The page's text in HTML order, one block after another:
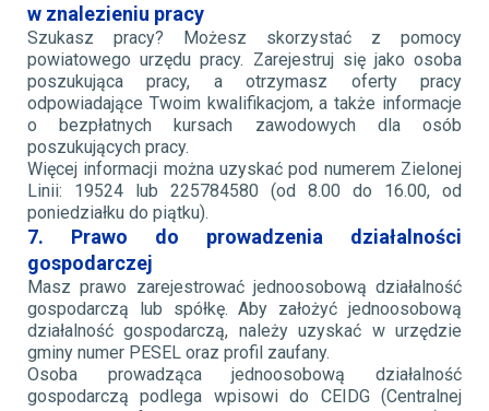
w znalezieniu pracy
Szukasz pracy? Możesz skorzystać z pomocy
powiatowego urzędu pracy. Zarejestruj się jako osoba
poszukująca pracy, a otrzymasz oferty pracy
odpowiadające Twoim kwalifikacjom, a także informacje
o bezpłatnych kursach zawodowych dla osób
poszukujących pracy.
Więcej informacji można uzyskać pod numerem Zielonej
Linii: 19524 lub 225784580 (od 8.00 do 16.00, od
poniedziałku do piątku).
7. Prawo do prowadzenia działalności
gospodarczej
Masz prawo zarejestrować jednoosobową działalność
gospodarczą lub spółkę. Aby założyć jednoosobową
działalność gospodarczą, należy uzyskać w urzędzie
gminy numer PESEL oraz profil zaufany.
Osoba prowadząca jednoosobową działalność
gospodarczą podlega wpisowi do CEIDG (Centralnej